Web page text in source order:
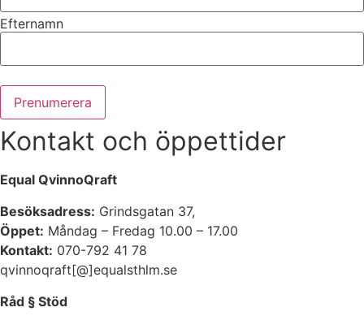
Efternamn
Kontakt och öppettider
Equal QvinnoQraft
Besöksadress: Grindsgatan 37,
Öppet: Måndag – Fredag 10.00 – 17.00
Kontakt: 070-792 41 78
qvinnoqraft[@]equalsthlm.se
Råd § Stöd